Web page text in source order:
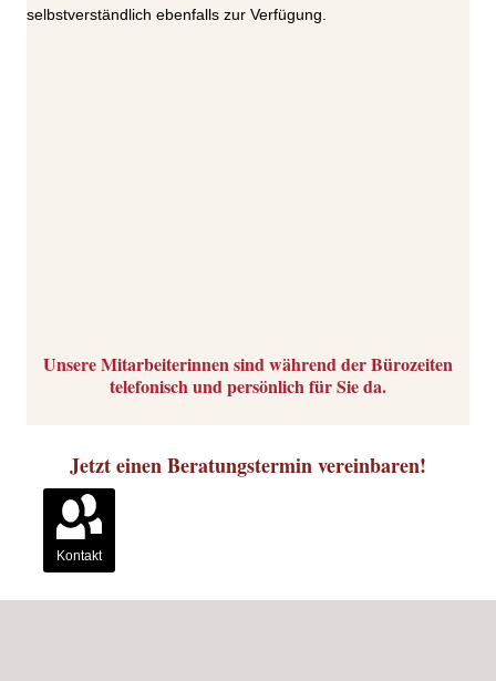
selbstverständlich ebenfalls zur Verfügung.
Unsere Mitarbeiterinnen sind während der Bürozeiten
telefonisch und persönlich für Sie da.
Jetzt einen Beratungstermin vereinbaren!
Kontakt